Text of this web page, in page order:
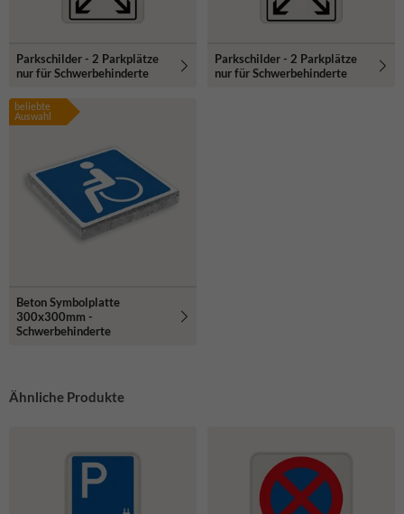
Parkschilder - 2 Parkplätze
nur für Schwerbehinderte
Parkschilder - 2 Parkplätze
nur für Schwerbehinderte
beliebte
Auswahl
Beton Symbolplatte
300x300mm -
Schwerbehinderte
Ähnliche Produkte